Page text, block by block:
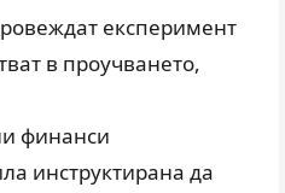
експеримент
в проучването,
финанси
инструктирана да